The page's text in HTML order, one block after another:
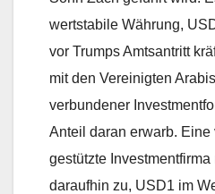
wertstabile Währung,
vor Trumps Amtsantritt
mit den Vereinigten
verbundener
Anteil daran erwarb. Eine
gestützte
daraufhin zu, USD1 im